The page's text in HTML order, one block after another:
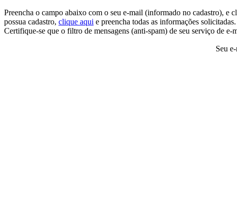
Preencha o campo abaixo com o seu e-mail (informado no cadastro), e
possua cadastro, clique aqui e preencha todas as informações solicitadas.
Certifique-se que o filtro de mensagens (anti-spam) de seu serviço de
Seu